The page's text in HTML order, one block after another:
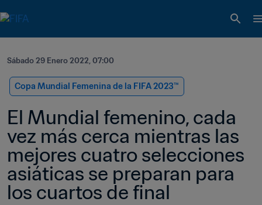
Sábado 29 Enero 2022, 07:00
Copa Mundial Femenina de la FIFA 2023™
El Mundial femenino, cada
vez más cerca mientras las
mejores cuatro selecciones
asiáticas se preparan para
los cuartos de final